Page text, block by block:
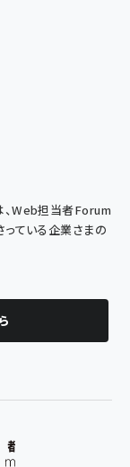
Web担当者Forum
ている企業さまの